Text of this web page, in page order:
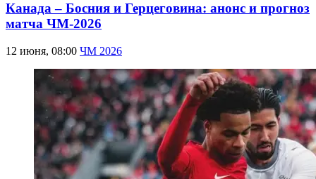
Канада – Босния и Герцеговина: анонс и прогноз
матча ЧМ-2026
12 июня, 08:00 ЧМ 2026